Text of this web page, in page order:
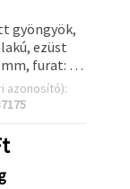
gyöngyök,
ezüst
furat: 2
(~790 db)
azonosító):